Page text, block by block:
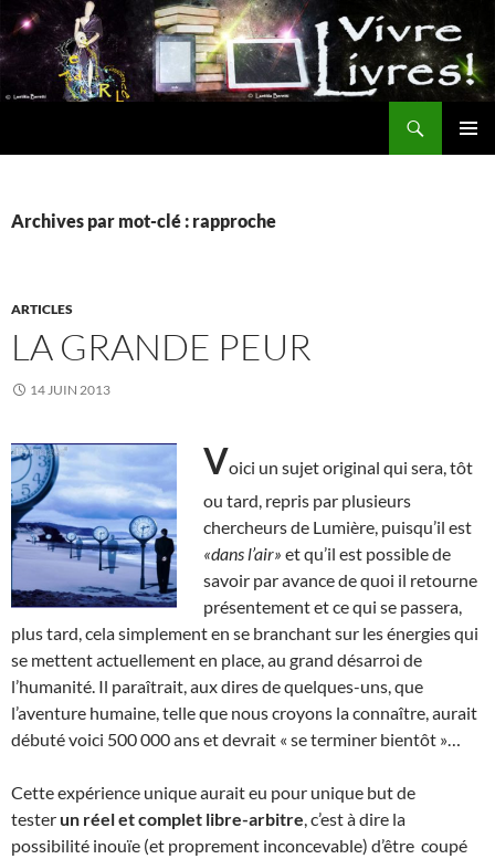
Aller
au
contenu
Archives par mot-clé : rapproche
ARTICLES
LA GRANDE PEUR
14 JUIN 2013
Voici un sujet original qui sera, tôt
ou tard, repris par plusieurs
chercheurs de Lumière, puisqu’il est
«dans l’air» et qu’il est possible de
savoir par avance de quoi il retourne
présentement et ce qui se passera,
plus tard, cela simplement en se branchant sur les énergies qui
se mettent actuellement en place, au grand désarroi de
l’humanité. Il paraîtrait, aux dires de quelques-uns, que
l’aventure humaine, telle que nous croyons la connaître, aurait
débuté voici 500 000 ans et devrait « se terminer bientôt »…
Cette expérience unique aurait eu pour unique but de
testerun réel et complet libre-arbitre , c’est à dire la
possibilité inouïe (et proprement inconcevable) d’être coupé